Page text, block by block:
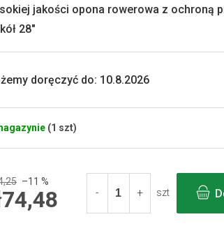
(1 szt)
doręczyć do: 10.8.2026
jakości opona rowerowa z ochroną
28"
–11 %
szt